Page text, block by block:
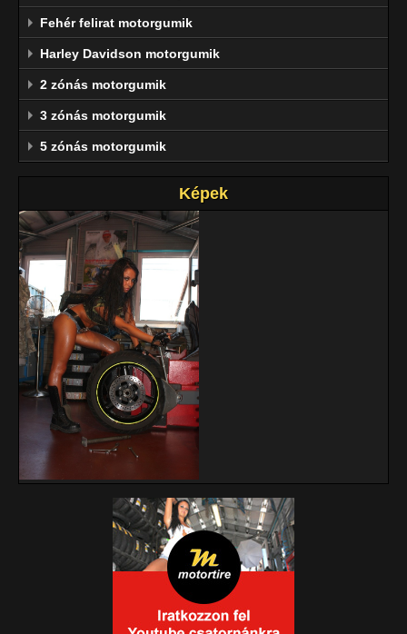
Fehér felirat motorgumik
Harley Davidson motorgumik
2 zónás motorgumik
3 zónás motorgumik
5 zónás motorgumik
Képek